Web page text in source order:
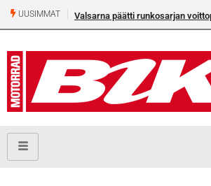
UUSIMMAT Valsarna päätti runkosarjan